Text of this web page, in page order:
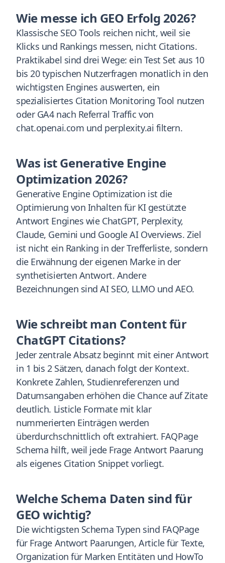
Wie messe ich GEO Erfolg 2026?
Klassische SEO Tools reichen nicht, weil sie
Klicks und Rankings messen, nicht Citations.
Praktikabel sind drei Wege: ein Test Set aus 10
bis 20 typischen Nutzerfragen monatlich in den
wichtigsten Engines auswerten, ein
spezialisiertes Citation Monitoring Tool nutzen
oder GA4 nach Referral Traffic von
chat.openai.com und perplexity.ai filtern.
Was ist Generative Engine
Optimization 2026?
Generative Engine Optimization ist die
Optimierung von Inhalten für KI gestützte
Antwort Engines wie ChatGPT, Perplexity,
Claude, Gemini und Google AI Overviews. Ziel
ist nicht ein Ranking in der Trefferliste, sondern
die Erwähnung der eigenen Marke in der
synthetisierten Antwort. Andere
Bezeichnungen sind AI SEO, LLMO und AEO.
Wie schreibt man Content für
ChatGPT Citations?
Jeder zentrale Absatz beginnt mit einer Antwort
in 1 bis 2 Sätzen, danach folgt der Kontext.
Konkrete Zahlen, Studienreferenzen und
Datumsangaben erhöhen die Chance auf Zitate
deutlich. Listicle Formate mit klar
nummerierten Einträgen werden
überdurchschnittlich oft extrahiert. FAQPage
Schema hilft, weil jede Frage Antwort Paarung
als eigenes Citation Snippet vorliegt.
Welche Schema Daten sind für
GEO wichtig?
Die wichtigsten Schema Typen sind FAQPage
für Frage Antwort Paarungen, Article für Texte,
Organization für Marken Entitäten und HowTo